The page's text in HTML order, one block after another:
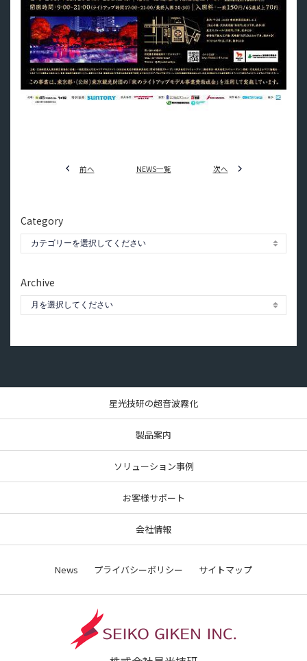
前へ NEWS一覧 次へ
Category
Archive
星光技研の超音波霧化
製品案内
ソリューション事例
お客様サポート
会社情報
News プライバシーポリシー サイトマップ